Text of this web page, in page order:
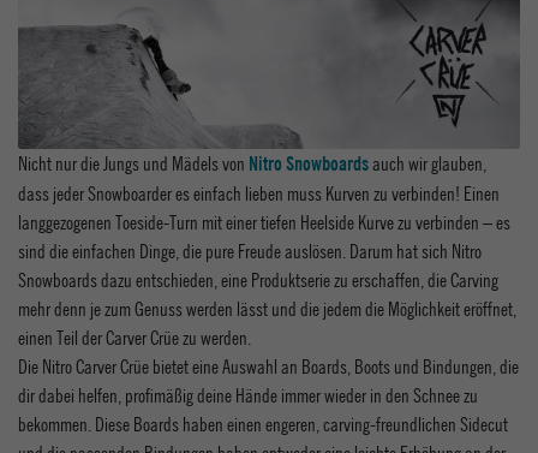
Nicht nur die Jungs und Mädels von Nitro Snowboardsauch wir glauben,
dass jeder Snowboarder es einfach lieben muss Kurven zu verbinden! Einen
langgezogenen Toeside-Turn mit einer tiefen Heelside Kurve zu verbinden – es
sind die einfachen Dinge, die pure Freude auslösen. Darum hat sich Nitro
Snowboards dazu entschieden, eine Produktserie zu erschaffen, die Carving
mehr denn je zum Genuss werden lässt und die jedem die Möglichkeit eröffnet,
einen Teil der Carver Crüe zu werden.
Die Nitro Carver Crüe bietet eine Auswahl an Boards, Boots und Bindungen, die
dir dabei helfen, profimäßig deine Hände immer wieder in den Schnee zu
bekommen. Diese Boards haben einen engeren, carving-freundlichen Sidecut